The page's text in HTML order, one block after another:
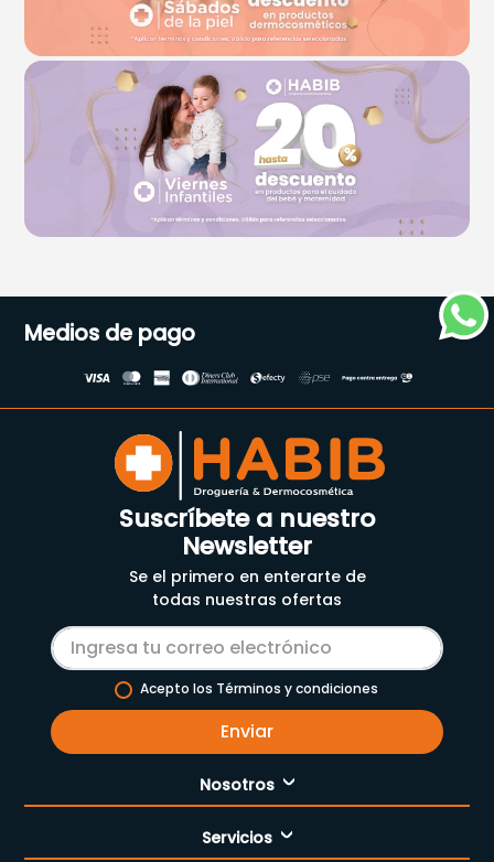
Medios de pago
Suscríbete a nuestro
Newsletter
Se el primero en enterarte de
todas nuestras ofertas
Acepto los Términos y condiciones
Enviar
Nosotros
Nuestra empresa
Servicios